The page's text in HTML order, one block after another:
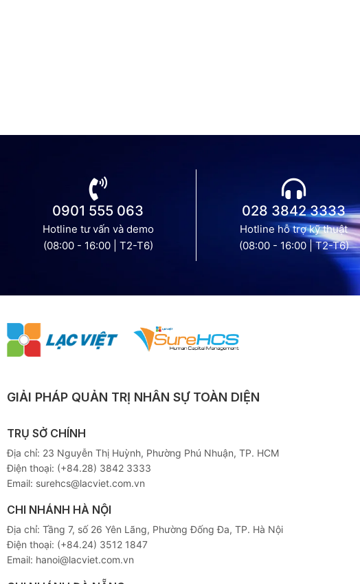
0901 555 063
Hotline tư vấn và demo
(08:00 - 16:00 | T2-T6)
028 3842 3333
Hotline hỗ trợ kỹ thuật
(08:00 - 16:00 | T2-T6)
GIẢI PHÁP QUẢN TRỊ NHÂN SỰ TOÀN DIỆN
TRỤ SỞ CHÍNH
Địa chỉ: 23 Nguyễn Thị Huỳnh, Phường Phú Nhuận, TP. HCM
Điện thoại: (+84.28) 3842 3333
Email: surehcs@lacviet.com.vn
CHI NHÁNH HÀ NỘI
Địa chỉ: Tầng 7, số 26 Yên Lãng, Phường Đống Đa, TP. Hà Nội
Điện thoại: (+84.24) 3512 1847
Email: hanoi@lacviet.com.vn